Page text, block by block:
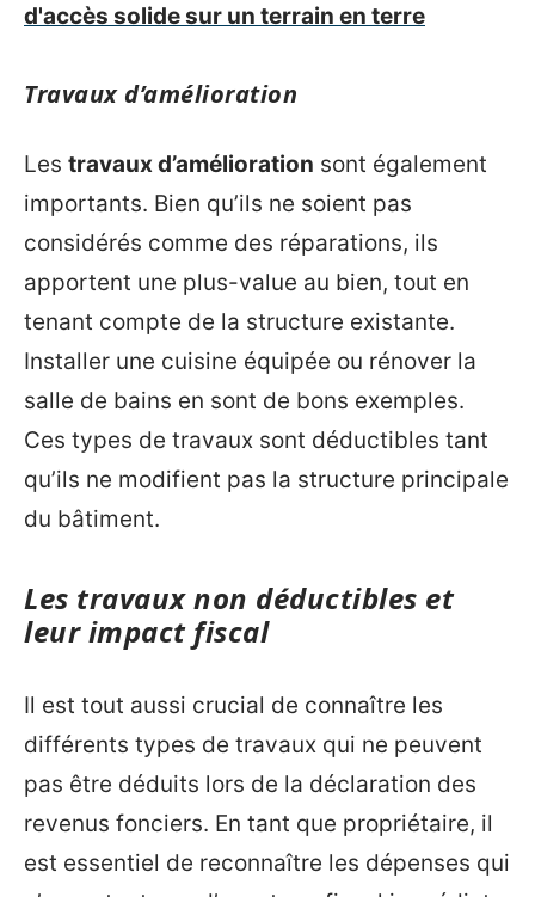
d'accès solide sur un terrain en terre
Travaux d’amélioration
Les travaux d’amélioration sont également
importants. Bien qu’ils ne soient pas
considérés comme des réparations, ils
apportent une plus-value au bien, tout en
tenant compte de la structure existante.
Installer une cuisine équipée ou rénover la
salle de bains en sont de bons exemples.
Ces types de travaux sont déductibles tant
qu’ils ne modifient pas la structure principale
du bâtiment.
Les travaux non déductibles et
leur impact fiscal
Il est tout aussi crucial de connaître les
différents types de travaux qui ne peuvent
pas être déduits lors de la déclaration des
revenus fonciers. En tant que propriétaire, il
est essentiel de reconnaître les dépenses qui